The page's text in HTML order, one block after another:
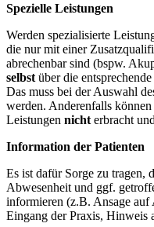
Spezielle Leistungen
Werden spezialisierte
die nur mit einer
abrechenbar sind (bspw.
selbst über die
Das muss bei der Auswahl
werden. Anderenfalls können
Leistungen nicht erbracht
Information der Patienten
Es ist dafür Sorge zu tragen,
Abwesenheit und ggf.
informieren (z.B. Ansage
Eingang der Praxis, Hinweis